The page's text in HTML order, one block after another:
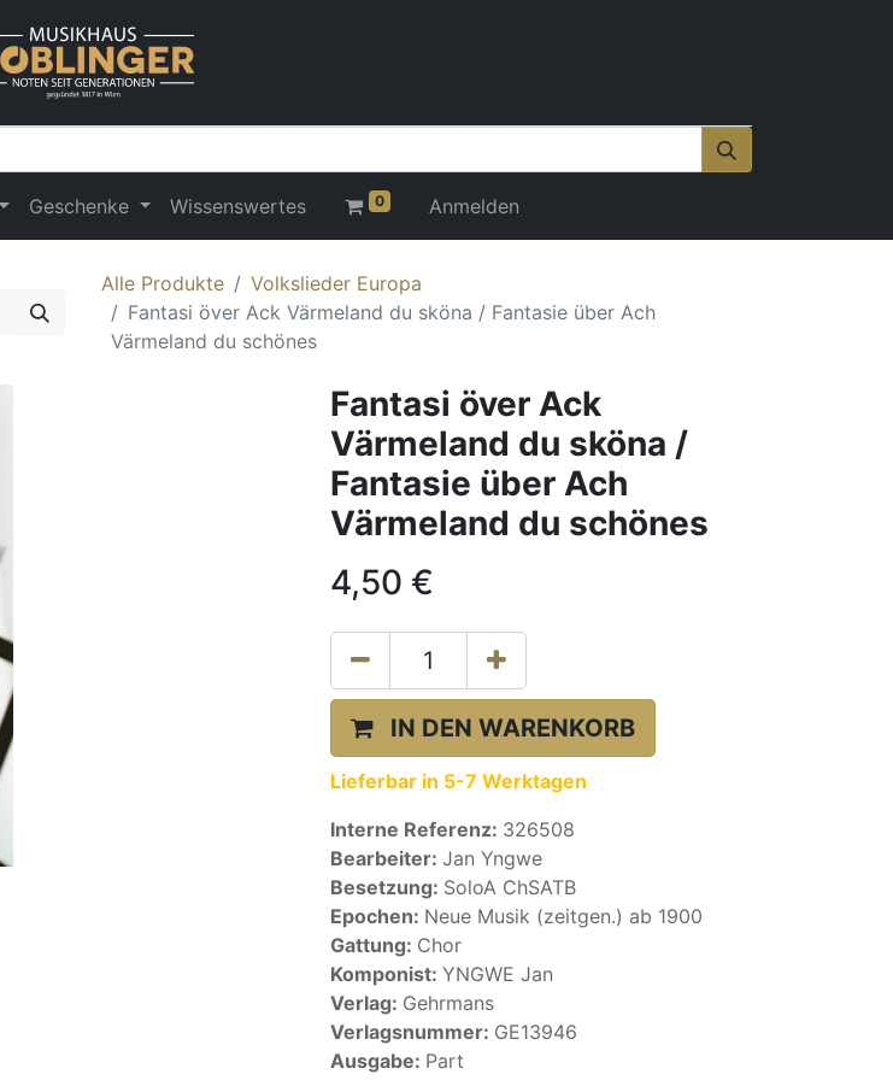
Geschenke Wissenswertes 0 Anmelden
Alle Produkte
Volkslieder Europa
Fantasi över Ack Värmeland du sköna / Fantasie über Ach
Värmeland du schönes
Fantasi över Ack
Värmeland du sköna /
Fantasie über Ach
Värmeland du schönes
4,50 €
IN DEN WARENKORB
Lieferbar in 5-7 Werktagen
Interne Referenz: 326508
Bearbeiter: Jan Yngwe
Besetzung: SoloA ChSATB
Epochen: Neue Musik (zeitgen.) ab 1900
Gattung: Chor
Komponist: YNGWE Jan
Verlag: Gehrmans
Verlagsnummer: GE13946
Ausgabe: Part